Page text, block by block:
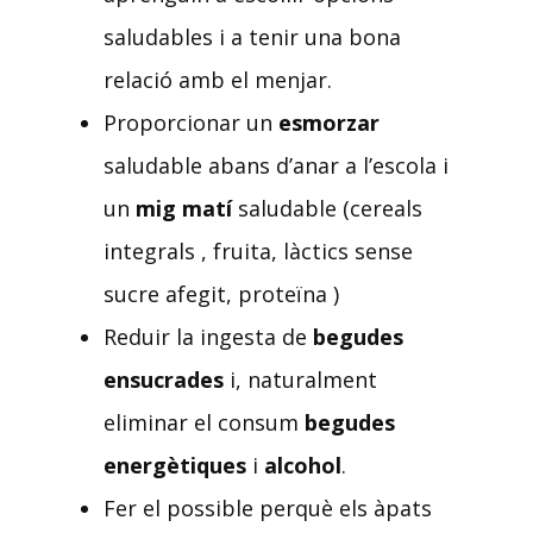
saludables i a tenir una bona
relació amb el menjar.
Proporcionar un esmorzar
saludable abans d’anar a l’escola i
un mig matísaludable (cereals
integrals , fruita, làctics sense
sucre afegit, proteïna )
Reduir la ingesta de begudes
ensucrades i, naturalment
eliminar el consum begudes
energètiques i alcohol.
Fer el possible perquè els àpats